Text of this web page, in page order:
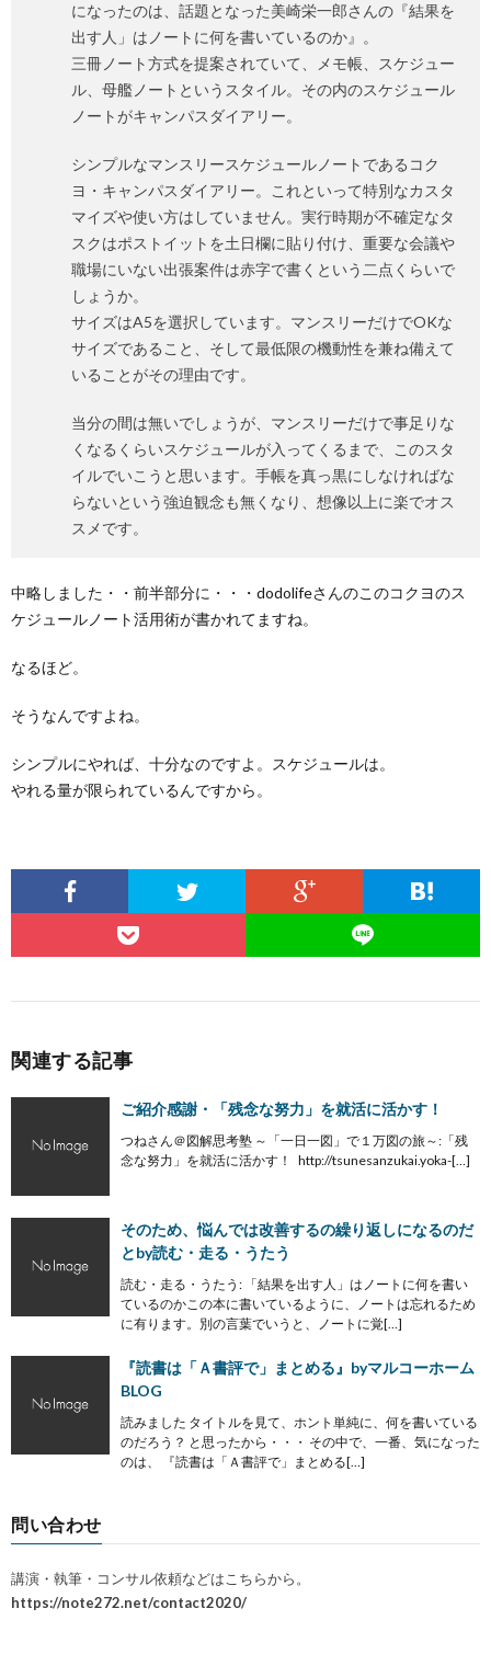
になったのは、話題となった美崎栄一郎さんの『結果を
出す人」はノートに何を書いているのか』。
三冊ノート方式を提案されていて、メモ帳、スケジュー
ル、母艦ノートというスタイル。その内のスケジュール
ノートがキャンパスダイアリー。
シンプルなマンスリースケジュールノートであるコク
ヨ・キャンパスダイアリー。これといって特別なカスタ
マイズや使い方はしていません。実行時期が不確定なタ
スクはポストイットを土日欄に貼り付け、重要な会議や
職場にいない出張案件は赤字で書くという二点くらいで
しょうか。
サイズはA5を選択しています。マンスリーだけでOKな
サイズであること、そして最低限の機動性を兼ね備えて
いることがその理由です。
当分の間は無いでしょうが、マンスリーだけで事足りな
くなるくらいスケジュールが入ってくるまで、このスタ
イルでいこうと思います。手帳を真っ黒にしなければな
らないという強迫観念も無くなり、想像以上に楽でオス
スメです。
中略しました・・前半部分に・・・dodolifeさんのこのコクヨのス
ケジュールノート活用術が書かれてますね。
なるほど。
そうなんですよね。
シンプルにやれば、十分なのですよ。スケジュールは。
やれる量が限られているんですから。
関連する記事
ご紹介感謝・「残念な努力」を就活に活かす！
つねさん＠図解思考塾 ～「一日一図」で１万図の旅～:「残
念な努力」を就活に活かす！ http://tsunesanzukai.yoka-[…]
そのため、悩んでは改善するの繰り返しになるのだ
とby読む・走る・うたう
読む・走る・うたう: 「結果を出す人」はノートに何を書い
ているのかこの本に書いているように、ノートは忘れるため
に有ります。別の言葉でいうと、ノートに覚[…]
『読書は「Ａ書評で」まとめる』byマルコーホーム
BLOG
読みました タイトルを見て、ホント単純に、何を書いている
のだろう？ と思ったから・・・ その中で、一番、気になった
のは、 『読書は「Ａ書評で」まとめる[…]
問い合わせ
講演・執筆・コンサル依頼などはこちらから。
https://note272.net/contact2020/